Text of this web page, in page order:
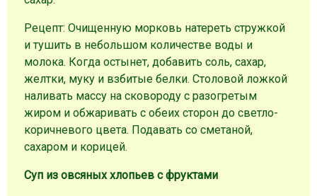
Рецепт: Очищенную морковь натереть стружкой
и тушить в небольшом количестве воды и
молока. Когда остынет, добавить соль, сахар,
желтки, муку и взбитые белки. Столовой ложкой
наливать массу на сковороду с разогретым
жиром и обжаривать с обеих сторон до светло-
коричневого цвета. Подавать со сметаной,
сахаром и корицей.
Суп из овсяных хлопьев с фруктами